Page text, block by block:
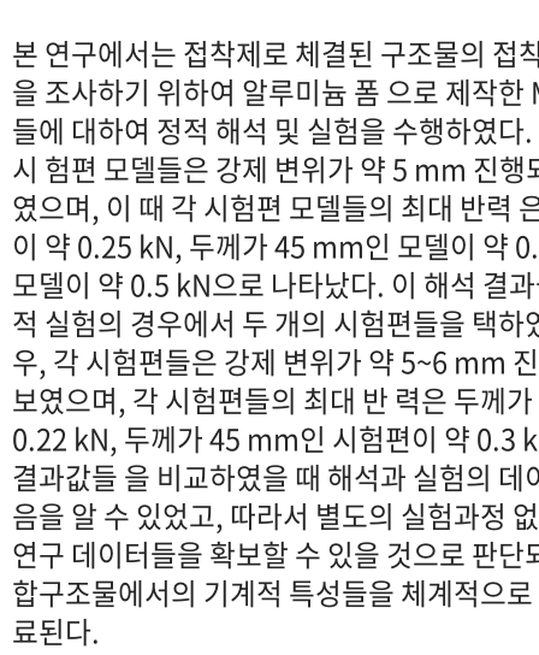
본 연구에서는 접착제로 체결된 구조물의 접
을 조사하기 위하여 알루미늄 폼 으로 제작
들에 대하여 정적 해석 및 실험을 수행하였
시 험편 모델들은 강제 변위가 약 5 mm 진행
였으며, 이 때 각 시험편 모델들의 최대 반력
이 약 0.25 kN, 두께가 45 mm인 모델이 약
모델이 약 0.5 kN으로 나타났다. 이 해석 결
적 실험의 경우에서 두 개의 시험편들을 택
우, 각 시험편들은 강제 변위가 약 5~6 mm
보였으며, 각 시험편들의 최대 반 력은 두께
0.22 kN, 두께가 45 mm인 시험편이 약 0.3
결과값들 을 비교하였을 때 해석과 실험의
음을 알 수 있었고, 따라서 별도의 실험과정
연구 데이터들을 확보할 수 있을 것으로 판
합구조물에서의 기계적 특성들을 체계적으
료된다.